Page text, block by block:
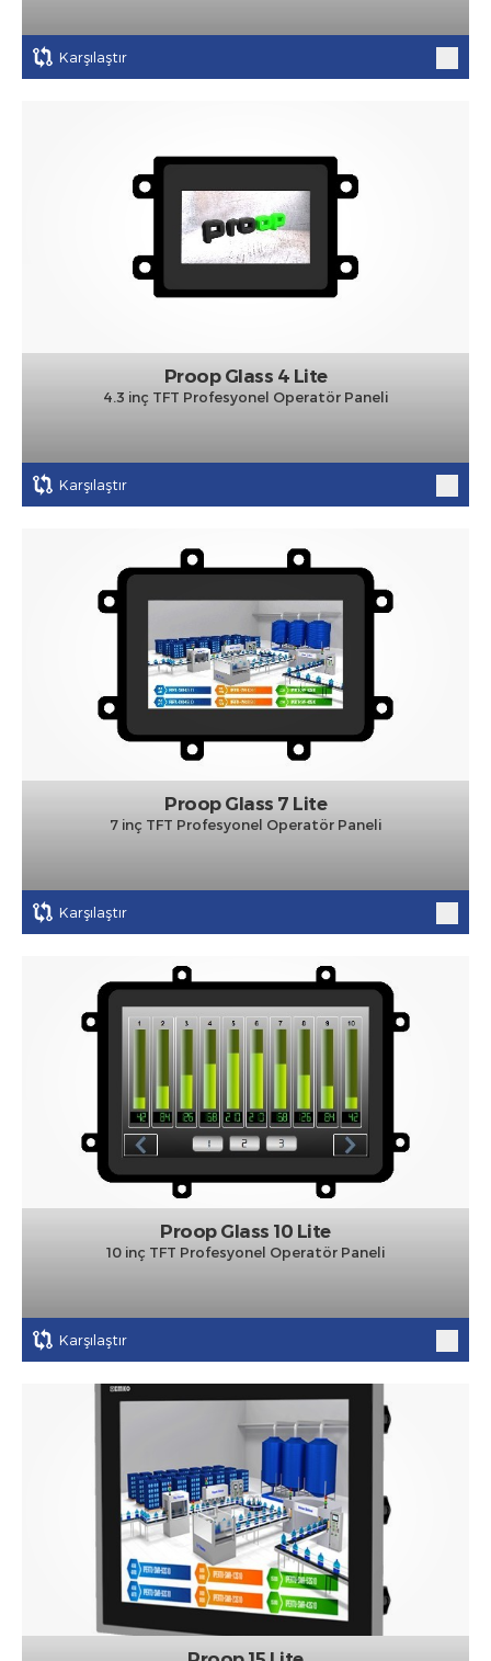
Karşılaştır
Proop Glass 4 Lite
4.3 inç TFT Profesyonel Operatör Paneli
Karşılaştır
Proop Glass 7 Lite
7 inç TFT Profesyonel Operatör Paneli
Karşılaştır
Proop Glass 10 Lite
10 inç TFT Profesyonel Operatör Paneli
Karşılaştır